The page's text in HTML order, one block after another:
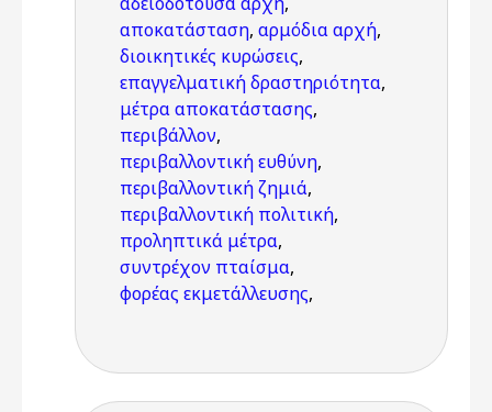
αποκατάσταση, αρμόδια αρχή,
διοικητικές κυρώσεις,
επαγγελματική δραστηριότητα,
μέτρα αποκατάστασης,
περιβάλλον,
περιβαλλοντική ευθύνη,
περιβαλλοντική ζημιά,
περιβαλλοντική πολιτική,
προληπτικά μέτρα,
συντρέχον πταίσμα,
φορέας εκμετάλλευσης,